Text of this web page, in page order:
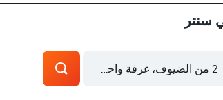
سنتر
2 من الضيوف، غرفة واحدة